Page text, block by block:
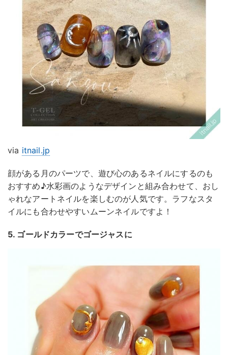
via itnail.jp
顔がある月のパーツで、遊び心のあるネイルにするのも
おすすめ♪水彩画のようなデザインと組み合わせて、おし
ゃれなアートネイルを楽しむのが人気です。ラフなスタ
イルにも合わせやすいムーンネイルですよ！
5. ゴールドカラーでゴージャスに